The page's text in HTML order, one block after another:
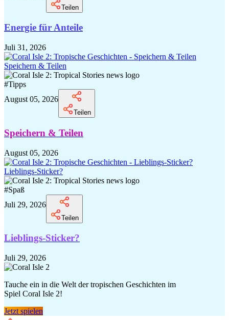
Teilen
Energie für Anteile
Juli 31, 2026
Speichern & Teilen
#Tipps
August 05, 2026
Teilen
Speichern & Teilen
August 05, 2026
Lieblings-Sticker?
#Spaß
Juli 29, 2026
Teilen
Lieblings-Sticker?
Juli 29, 2026
Tauche ein in die Welt der tropischen Geschichten im
Spiel Coral Isle 2!
Jetzt spielen